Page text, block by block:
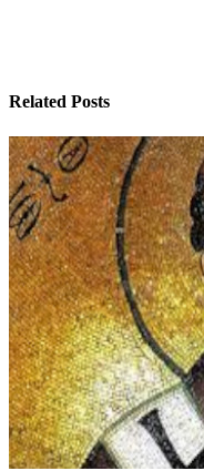
Related Posts